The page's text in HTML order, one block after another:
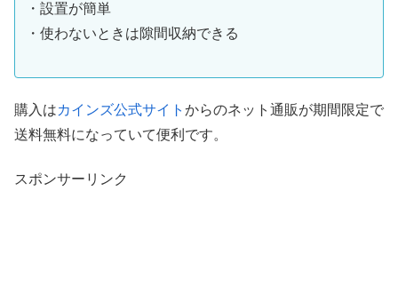
・設置が簡単
・使わないときは隙間収納できる
購入はカインズ公式サイト からのネット通販が期間限定で
送料無料になっていて便利です。
スポンサーリンク